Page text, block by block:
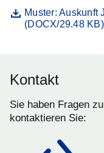
DateiMuster: Auskunft
(DOCX/29.48 KB)
Öffnet sich in einem
Kontakt
Sie haben Fragen
kontaktieren Sie: